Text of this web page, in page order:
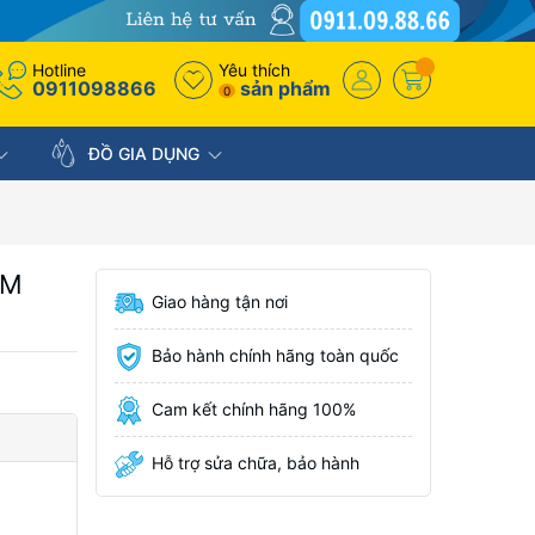
Hotline
0911098866
Yêu thích
0 sản phẩm
ĐỒ GIA DỤNG
Giao hàng tận nơi
Bảo hành chính hãng toàn quốc
Cam kết chính hãng 100%
Hỗ trợ sửa chữa, bảo hành